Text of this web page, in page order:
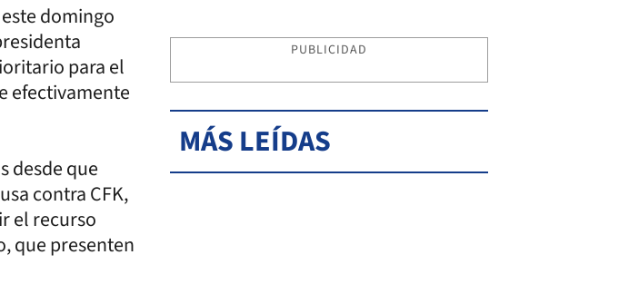
domingo
para el
efectivamente
desde que
contra CFK,
el recurso
que presenten
PUBLICIDAD
MÁS LEÍDAS